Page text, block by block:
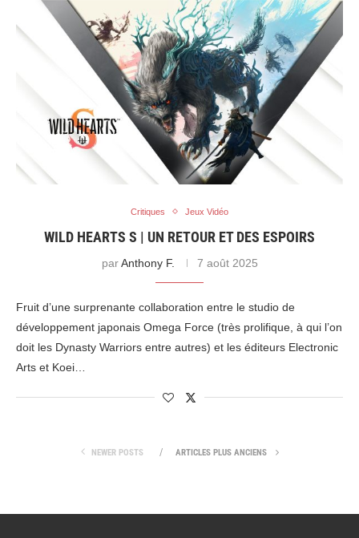
Critiques Jeux Vidéo
WILD HEARTS S | UN RETOUR ET DES ESPOIRS
parAnthony F. 7 août 2025
Fruit d’une surprenante collaboration entre le studio de
développement japonais Omega Force (très prolifique, à qui l’on
doit les Dynasty Warriors entre autres) et les éditeurs Electronic
Arts et Koei…
NEWER POSTS ARTICLES PLUS ANCIENS